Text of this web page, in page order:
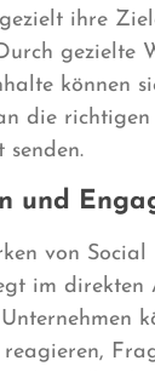
ihre
gezielte
können
die richtigen
und
von Social
im direkten